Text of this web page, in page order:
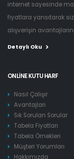
internet sayesinde
fiyatlara yansıtarak
alışverişin
Detaylı Oku
ONLINE KUTU HARF
Nasıl Çalışır
Avantajları
Sık Sorulan Sorular
Tabela Fiyatları
Tabela Örnekleri
Müşteri Yorumları
Hakkımızda